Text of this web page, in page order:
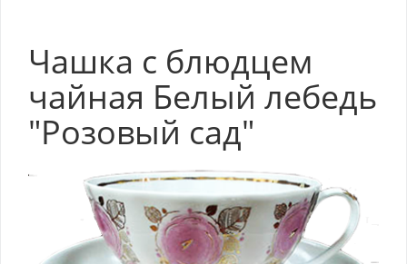
Чашка с блюдцем
чайная Белый лебедь
"Розовый сад"